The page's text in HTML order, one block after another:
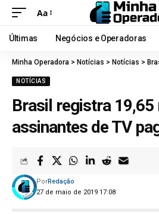
Aa
Últimas Negócios e Operadoras
Minha Operadora > Notícias > Notícias > Brasil
NOTÍCIAS
Brasil registra 19,65
assinantes de TV
27 de maio de 2019 17:08
PorRedação